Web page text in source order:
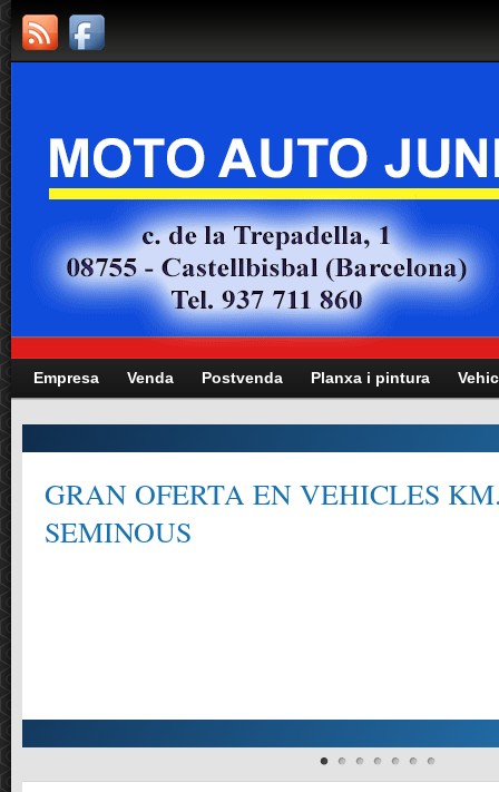
Empresa Venda Postvenda Planxa i pintura
GRAN OFERTA EN VEHICLES
SEMINOUS